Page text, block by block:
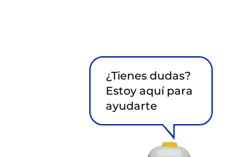
¿Tienes dudas?
Estoy aquí para
ayudarte